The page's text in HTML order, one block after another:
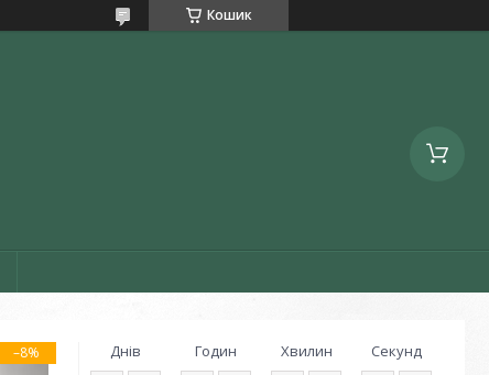
Кошик
–8% Днів Годин Хвилин Секунд